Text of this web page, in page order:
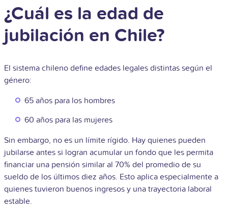
¿Cuál es la edad de
jubilación en Chile?
El sistema chileno define edades legales distintas según el
género:
65 años para los hombres
60 años para las mujeres
Sin embargo, no es un límite rígido. Hay quienes pueden
jubilarse antes si logran acumular un fondo que les permita
financiar una pensión similar al 70% del promedio de su
sueldo de los últimos diez años. Esto aplica especialmente a
quienes tuvieron buenos ingresos y una trayectoria laboral
estable.